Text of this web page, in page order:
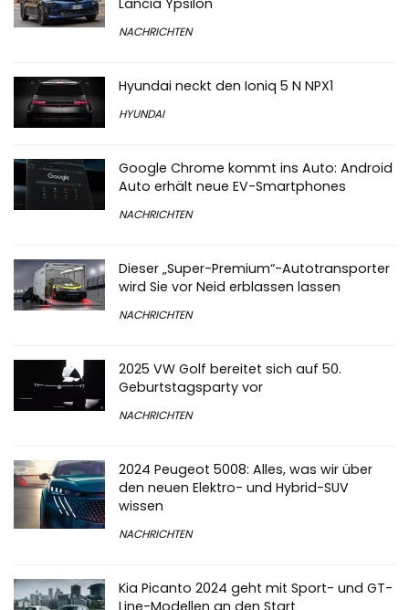
NACHRICHTEN
Hyundai neckt den Ioniq 5 N NPX1
HYUNDAI
Google Chrome kommt ins Auto: Android
Auto erhält neue EV-Smartphones
NACHRICHTEN
Dieser „Super-Premium“-Autotransporter
wird Sie vor Neid erblassen lassen
NACHRICHTEN
2025 VW Golf bereitet sich auf 50.
Geburtstagsparty vor
NACHRICHTEN
2024 Peugeot 5008: Alles, was wir über
den neuen Elektro- und Hybrid-SUV
wissen
NACHRICHTEN
Kia Picanto 2024 geht mit Sport- und GT-
Line-Modellen an den Start